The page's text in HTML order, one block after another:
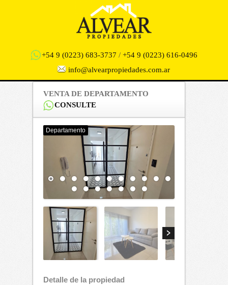
+54 9 (0223) 683-3737 / +54 9 (0223) 616-0496
info@alvearpropiedades.com.ar
VENTA DE DEPARTAMENTO
CONSULTE
Departamento
Detalle de la propiedad